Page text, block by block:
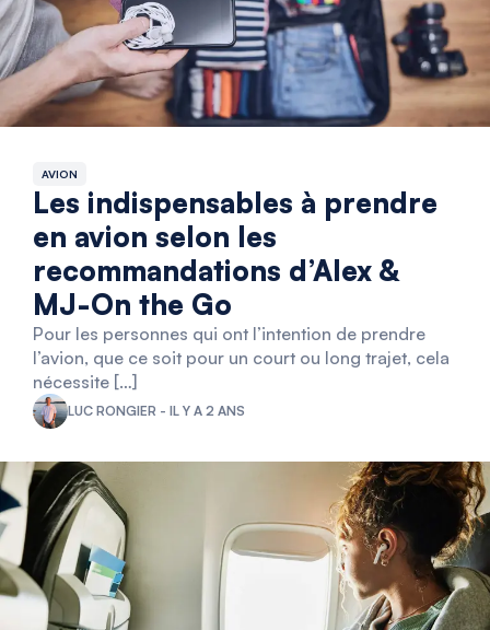
AVION
Les indispensables à prendre
en avion selon les
recommandations d’Alex &
MJ-On the Go
Pour les personnes qui ont l’intention de prendre
l’avion, que ce soit pour un court ou long trajet, cela
nécessite […]
LUC RONGIER - IL Y A 2 ANS